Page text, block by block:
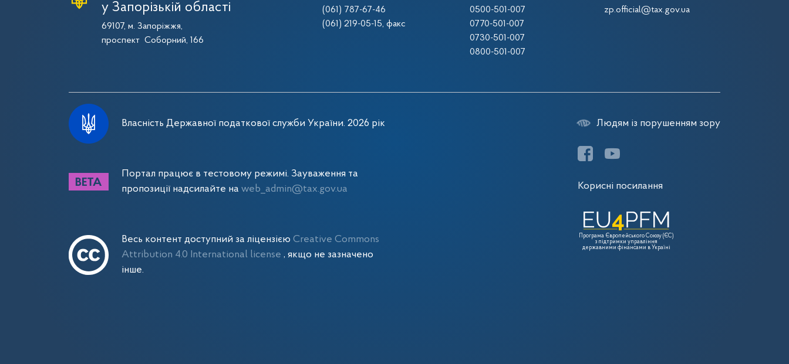
у Запорізькій області
69107, м. Запоріжжя,
проспект Соборний, 166
(061) 787-67-46
(061) 219-05-15, факс
0500-501-007
0770-501-007
0730-501-007
0800-501-007
zp.official@tax.gov.ua
Власність Державної податкової служби України. 2026 рік
Портал працює в тестовому режимі. Зауваження та
пропозиції надсилайте на web_admin@tax.gov.ua
Весь контент доступний за ліцензією Creative Commons
Attribution 4.0 International license , якщо не зазначено
інше.
Людям із порушенням зору
Корисні посилання
Програма Європейського Союзу (ЄС)
з підтримки управління
державними фінансами в Україні